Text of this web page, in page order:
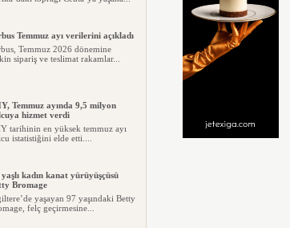
Temmuz ayı verilerini açıkladı
Temmuz 2026 dönemine
sipariş ve teslimat rakamlar...
Temmuz ayında 9,5 milyon
hizmet verdi
tarihinin en yüksek temmuz ayı
istatistiğini elde etti....
kadın kanat yürüyüşçüsü
Bromage
yaşayan 97 yaşındaki Betty
felç geçirmesine...